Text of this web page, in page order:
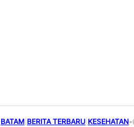
BATAM BERITA TERBARU KESEHATAN•